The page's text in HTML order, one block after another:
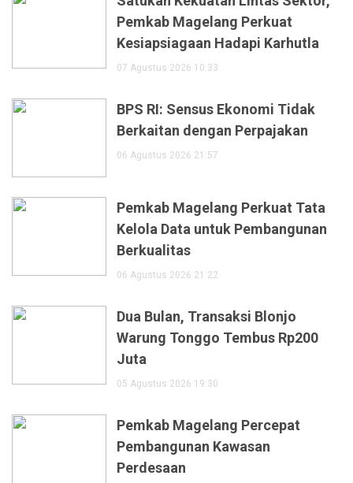
Pemkab Magelang Perkuat
Kesiapsiagaan Hadapi Karhutla
07 Agustus 2026 10:33
BPS RI: Sensus Ekonomi Tidak
Berkaitan dengan Perpajakan
06 Agustus 2026 21:57
Pemkab Magelang Perkuat Tata
Kelola Data untuk Pembangunan
Berkualitas
06 Agustus 2026 21:22
Dua Bulan, Transaksi Blonjo
Warung Tonggo Tembus Rp200
Juta
05 Agustus 2026 19:30
Pemkab Magelang Percepat
Pembangunan Kawasan
Perdesaan